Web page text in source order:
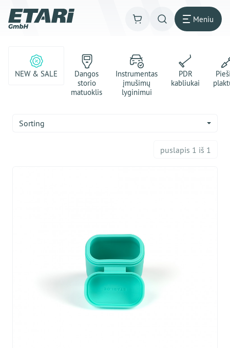
Meniu
NEW & SALE
Dangos
storio
matuoklis
Instrumentas
įmušimų
lyginimui
PDR
kabliukai
Sorting
puslapis 1 iš 1